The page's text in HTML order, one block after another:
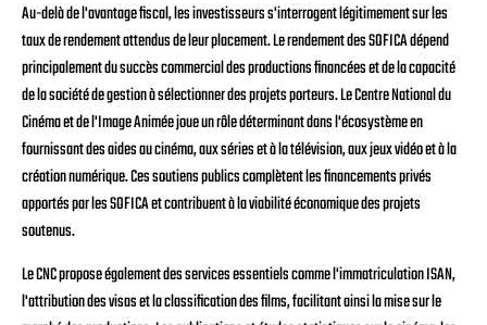
Au-delà de l'avantage fiscal, les investisseurs s'interrogent légitimement sur les
taux de rendement attendus de leur placement. Le rendement des SOFICA dépend
principalement du succès commercial des productions financées et de la capacité
de la société de gestion à sélectionner des projets porteurs. Le Centre National du
Cinéma et de l'Image Animée joue un rôle déterminant dans l'écosystème en
fournissant des aides au cinéma, aux séries et à la télévision, aux jeux vidéo et à la
création numérique. Ces soutiens publics complètent les financements privés
apportés par les SOFICA et contribuent à la viabilité économique des projets
soutenus.
Le CNC propose également des services essentiels comme l'immatriculation ISAN,
l'attribution des visas et la classification des films, facilitant ainsi la mise sur le